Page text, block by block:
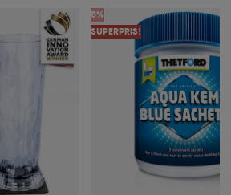
5%
SUPERPRIS!